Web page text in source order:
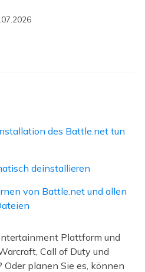
des Battle.net tun
deinstallieren
von Battle.net und allen
Plattform und
Call of Duty und
planen Sie es, können